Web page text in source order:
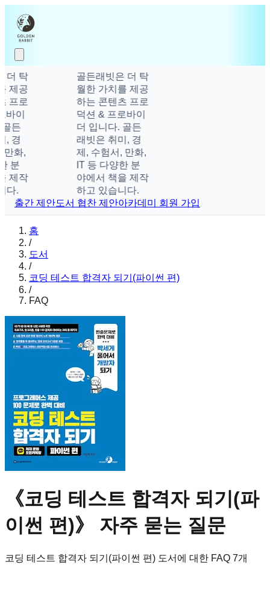
더 탁
제공
프로
바이
든
, 경
화,
분
제작
다.
골든래빗은 더 탁
월한 가치를 제공
하는 콘텐츠 프로
덕션 & 프로바이
더 입니다. 골든
래빗은 취미, 경
제, 수험서, 만화,
IT 등 다양한 분
야에서 책을 제작
하고 있습니다.
출간 제안도서 협찬 제안아카데미 회원 가입
홈
/
도서
/
코딩 테스트 합격자 되기(파이썬 편)
/
FAQ
《코딩 테스트 합격자 되기(파
이썬 편)》 자주 묻는 질문
코딩 테스트 합격자 되기(파이썬 편) 도서에 대한 FAQ 7개